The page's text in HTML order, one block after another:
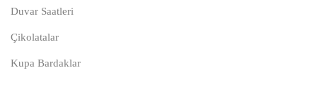
Duvar Saatleri
Çikolatalar
Kupa Bardaklar